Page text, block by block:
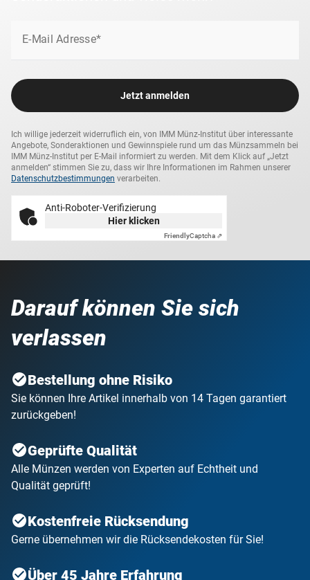
E-Mail Adresse*
Jetzt anmelden
Ich willige jederzeit widerruflich ein, von IMM Münz-Institut über interessante
Angebote, Sonderaktionen und Gewinnspiele rund um das Münzsammeln bei
IMM Münz-Institut per E-Mail informiert zu werden. Mit dem Klick auf „Jetzt
anmelden“ stimmen Sie zu, dass wir Ihre Informationen im Rahmen unserer
Datenschutzbestimmungen verarbeiten.
Anti-Roboter-Verifizierung
Hier klicken
FriendlyCaptcha ⇗
Darauf können Sie sich
verlassen
Bestellung ohne Risiko
Sie können Ihre Artikel innerhalb von 14 Tagen garantiert
zurückgeben!
Geprüfte Qualität
Alle Münzen werden von Experten auf Echtheit und
Qualität geprüft!
Kostenfreie Rücksendung
Gerne übernehmen wir die Rücksendekosten für Sie!
Über 45 Jahre Erfahrung